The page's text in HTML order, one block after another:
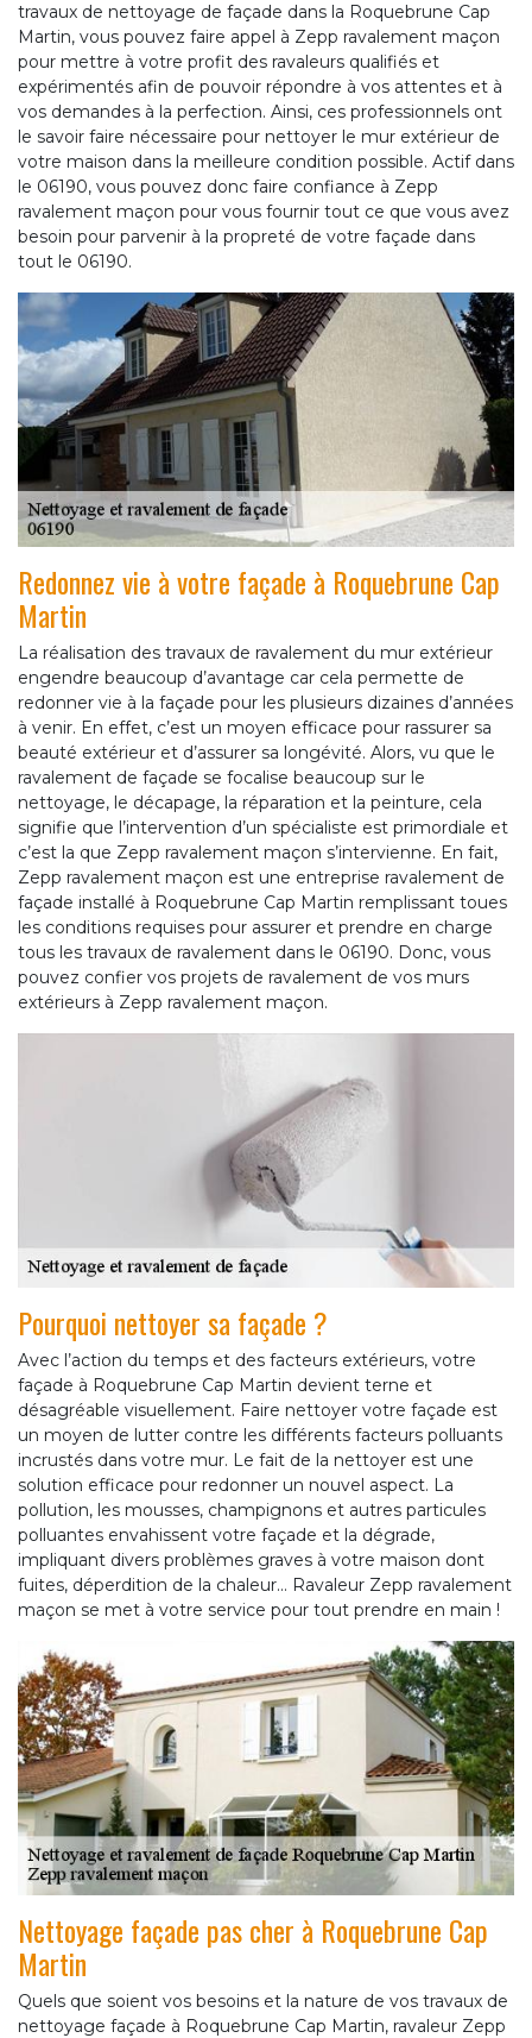
travaux de nettoyage de façade dans la Roquebrune Cap
Martin, vous pouvez faire appel à Zepp ravalement maçon
pour mettre à votre profit des ravaleurs qualifiés et
expérimentés afin de pouvoir répondre à vos attentes et à
vos demandes à la perfection. Ainsi, ces professionnels ont
le savoir faire nécessaire pour nettoyer le mur extérieur de
votre maison dans la meilleure condition possible. Actif dans
le 06190, vous pouvez donc faire confiance à Zepp
ravalement maçon pour vous fournir tout ce que vous avez
besoin pour parvenir à la propreté de votre façade dans
tout le 06190.
Redonnez vie à votre façade à Roquebrune Cap
Martin
La réalisation des travaux de ravalement du mur extérieur
engendre beaucoup d’avantage car cela permette de
redonner vie à la façade pour les plusieurs dizaines d’années
à venir. En effet, c’est un moyen efficace pour rassurer sa
beauté extérieur et d’assurer sa longévité. Alors, vu que le
ravalement de façade se focalise beaucoup sur le
nettoyage, le décapage, la réparation et la peinture, cela
signifie que l’intervention d’un spécialiste est primordiale et
c’est la que Zepp ravalement maçon s’intervienne. En fait,
Zepp ravalement maçon est une entreprise ravalement de
façade installé à Roquebrune Cap Martin remplissant toues
les conditions requises pour assurer et prendre en charge
tous les travaux de ravalement dans le 06190. Donc, vous
pouvez confier vos projets de ravalement de vos murs
extérieurs à Zepp ravalement maçon.
Pourquoi nettoyer sa façade ?
Avec l’action du temps et des facteurs extérieurs, votre
façade à Roquebrune Cap Martin devient terne et
désagréable visuellement. Faire nettoyer votre façade est
un moyen de lutter contre les différents facteurs polluants
incrustés dans votre mur. Le fait de la nettoyer est une
solution efficace pour redonner un nouvel aspect. La
pollution, les mousses, champignons et autres particules
polluantes envahissent votre façade et la dégrade,
impliquant divers problèmes graves à votre maison dont
fuites, déperdition de la chaleur... Ravaleur Zepp ravalement
maçon se met à votre service pour tout prendre en main !
Nettoyage façade pas cher à Roquebrune Cap
Martin
Quels que soient vos besoins et la nature de vos travaux de
nettoyage façade à Roquebrune Cap Martin, ravaleur Zepp